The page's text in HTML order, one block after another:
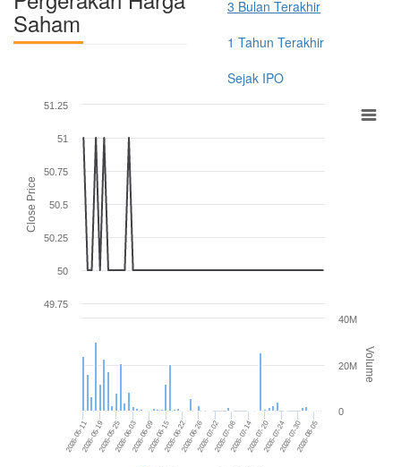
Saham
3 Bulan Terakhir
1 Tahun Terakhir
Sejak IPO
Close Price
Volume
2026-05-11 2026-06-03 2026-06-22 2026-07-08 2026-07-24
2026-05-192026-05-25 2026-06-092026-06-15 2026-06-262026-07-02 2026-07-142026-07-20 2026-07-302026-08-05
49.75
50
50.25
50.5
50.75
51
51.25
0
20M
40M